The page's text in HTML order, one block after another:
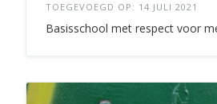
TOEGEVOEGD OP: 14 JULI 2021
Basisschool met respect voor